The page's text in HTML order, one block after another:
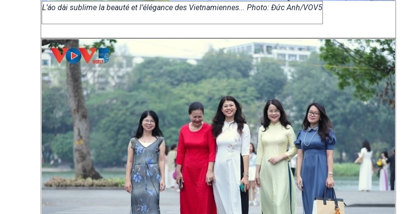
L’áo dài sublime la beauté et l’élégance des Vietnamiennes... Photo: Đức Anh/VOV5